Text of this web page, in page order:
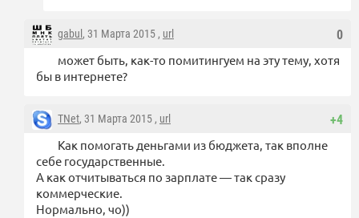
0
gabul , 31 Марта 2015 , url
может быть, как-то помитингуем на эту тему, хотя
бы в интернете?
+4
TNet, 31 Марта 2015 , url
Как помогать деньгами из бюджета, так вполне
себе государственные.
А как отчитываться по зарплате — так сразу
коммерческие.
Нормально, чо))